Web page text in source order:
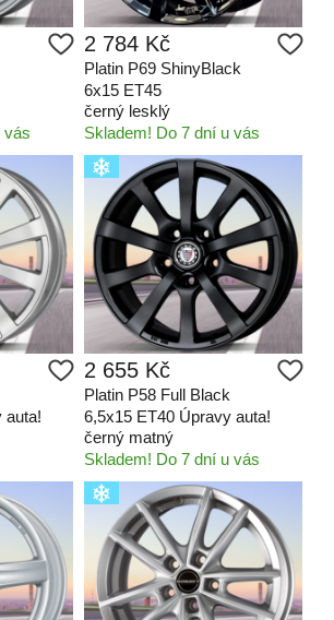
vás
2 784 Kč
Platin P69 ShinyBlack
6x15 ET45
černý lesklý
Skladem! Do 7 dní u vás
auta!
2 655 Kč
Platin P58 Full Black
6,5x15 ET40 Úpravy auta!
černý matný
Skladem! Do 7 dní u vás